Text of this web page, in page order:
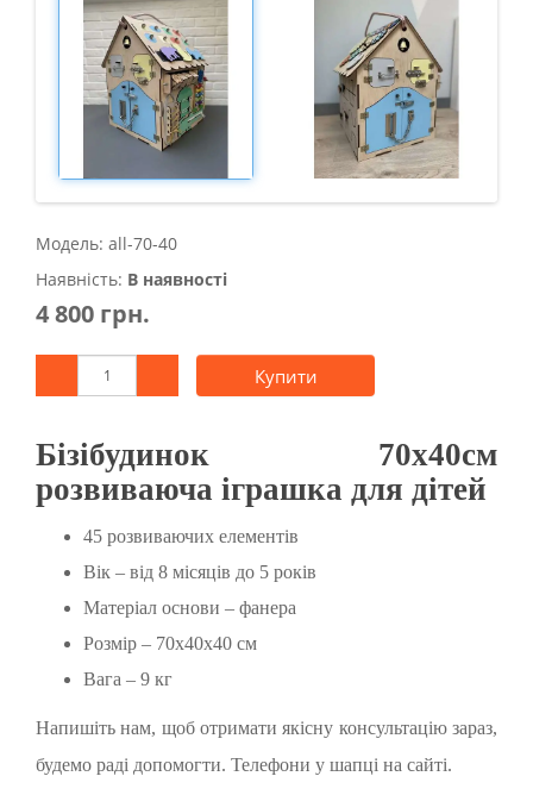
Модель: all-70-40
Наявність: В наявності
4 800 грн.
Купити
Бізібудинок 70х40см
розвиваюча іграшка для дітей
45 розвиваючих елементів
Вік – від 8 місяців до 5 років
Матеріал основи – фанера
Розмір – 70х40х40 см
Вага – 9 кг
Напишіть нам, щоб отримати якісну консультацію зараз,
будемо раді допомогти. Телефони у шапці на сайті.